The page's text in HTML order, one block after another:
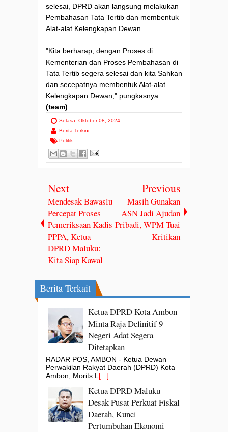
selesai, DPRD akan langsung melakukan
Pembahasan Tata Tertib dan membentuk
Alat-alat Kelengkapan Dewan.
"Kita berharap, dengan Proses di
Kementerian dan Proses Pembahasan di
Tata Tertib segera selesai dan kita Sahkan
dan secepatnya membentuk Alat-alat
Kelengkapan Dewan," pungkasnya.
(team)
Selasa, Oktober 08, 2024
Berita Terkini
Politik
Next
Mendesak Bawaslu
Percepat Proses
Pemeriksaan Kadis
PPPA, Ketua
DPRD Maluku:
Kita Siap Kawal
Previous
Masih Gunakan
ASN Jadi Ajudan
Pribadi, WPM Tuai
Kritikan
Berita Terkait
Ketua DPRD Kota Ambon
Minta Raja Definitif 9
Negeri Adat Segera
Ditetapkan
RADAR POS, AMBON - Ketua Dewan
Perwakilan Rakyat Daerah (DPRD) Kota
Ambon, Morits L[...]
Ketua DPRD Maluku
Desak Pusat Perkuat Fiskal
Daerah, Kunci
Pertumbuhan Ekonomi